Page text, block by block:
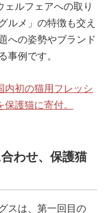
ェルフェアへの取り
ルメ」の特徴も交え
への姿勢やブランド
事例です。
内初の猫用フレッシ
護猫に寄付。
わせ、保護猫
スは、第一回目の